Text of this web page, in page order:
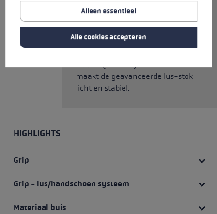
stevige grip tussen hand en stok.
aangepast aan de gewenste
lengte. De diameter van de
maakt de geavanceerde lus-stok
licht en stabiel.
HIGHLIGHTS
Grip
Grip - lus/handschoen systeem
Materiaal buis
Alleen essentieel
Alle cookies accepteren